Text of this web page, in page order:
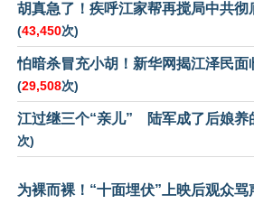
胡真急了！疾呼江家帮再搅局中共彻
(43,450次)
怕暗杀冒充小胡！新华网揭江泽民面
(29,508次)
江过继三个“亲儿” 陆军成了后娘养
次)
为裸而裸！“十面埋伏”上映后观众骂